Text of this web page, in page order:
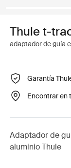
Thule t-
adaptador de guía
Garantía
Encontrar en
Adaptador de
aluminio Thule